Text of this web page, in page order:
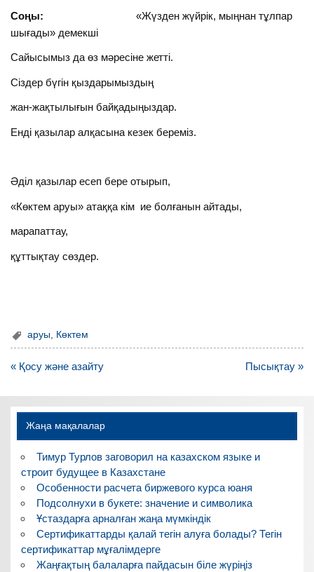
Соңы:«Жүзден жүйрік, мыңнан тұлпар
шығады» демекші
Сайысымыз да өз мәресіне жетті.
Сіздер бүгін қыздарымыздың
жан-жақтылығын байқадыңыздар.
Енді қазылар алқасына кезек береміз.
Әділ қазылар есеп бере отырып,
«Көктем аруы» атаққа кім ие болғанын айтады,
марапаттау,
құттықтау сөздер.
аруы, Көктем
Навигация
записям
« Қосу және азайту Пысықтау »
Жаңа мақалалар
Тимур Турлов заговорил на казахском языке и
строит будущее в Казахстане
Особенности расчета биржевого курса юаня
Подсолнухи в букете: значение и символика
Ұстаздарға арналған жаңа мүмкіндік
Сертификаттарды қалай тегін алуға болады? Тегін
сертификаттар мұғалімдерге
Жаңғақтың балаларға пайдасын біле жүріңіз